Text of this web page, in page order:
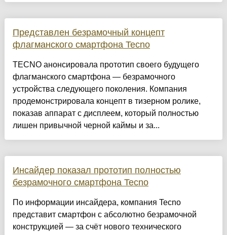
Представлен безрамочный концепт
флагманского смартфона Tecno
TECNO анонсировала прототип своего будущего
флагманского смартфона — безрамочного
устройства следующего поколения. Компания
продемонстрировала концепт в тизерном ролике,
показав аппарат с дисплеем, который полностью
лишен привычной черной каймы и за...
Инсайдер показал прототип полностью
безрамочного смартфона Tecno
По информации инсайдера, компания Tecno
представит смартфон с абсолютно безрамочной
конструкцией — за счёт нового технического